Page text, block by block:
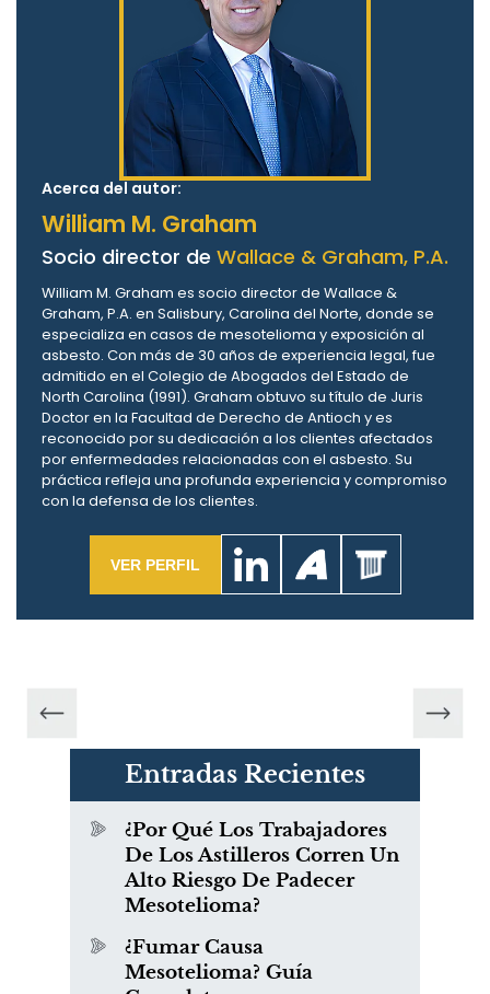
Acerca del autor:
William M. Graham
Socio director de Wallace & Graham, P.A.
William M. Graham es socio director de Wallace &
Graham, P.A. en Salisbury, Carolina del Norte, donde se
especializa en casos de mesotelioma y exposición al
asbesto. Con más de 30 años de experiencia legal, fue
admitido en el Colegio de Abogados del Estado de
North Carolina (1991). Graham obtuvo su título de Juris
Doctor en la Facultad de Derecho de Antioch y es
reconocido por su dedicación a los clientes afectados
por enfermedades relacionadas con el asbesto. Su
práctica refleja una profunda experiencia y compromiso
con la defensa de los clientes.
VER PERFIL
Entradas Recientes
¿Por Qué Los Trabajadores
De Los Astilleros Corren Un
Alto Riesgo De Padecer
Mesotelioma?
¿Fumar Causa
Mesotelioma? Guía